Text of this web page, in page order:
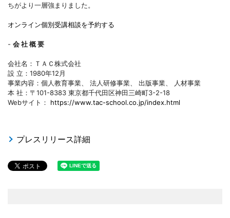
ちがより一層強まりました。
オンライン個別受講相談を予約する
- 会 社 概 要
会社名：ＴＡＣ株式会社
設 立：1980年12月
事業内容：個人教育事業、 法人研修事業、 出版事業、 人材事業
本 社：〒101-8383 東京都千代田区神田三崎町3-2-18
Webサイト： https://www.tac-school.co.jp/index.html
プレスリリース詳細